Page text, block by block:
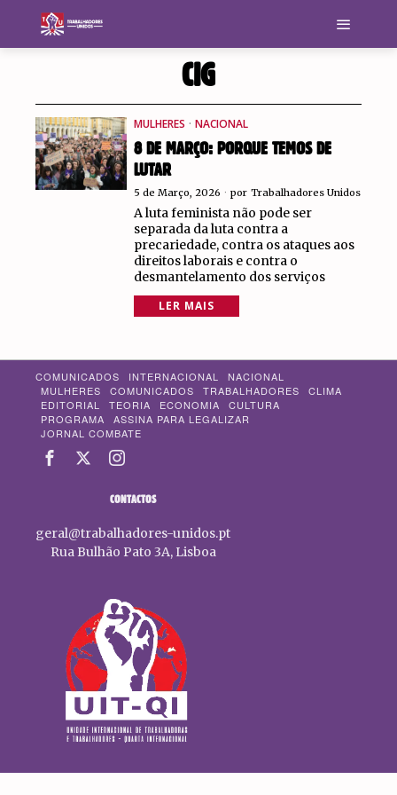
CIG
MULHERES · NACIONAL
8 DE MARÇO: PORQUE TEMOS DE
LUTAR
5 de Março, 2026 por Trabalhadores Unidos
A luta feminista não pode ser
separada da luta contra a
precariedade, contra os ataques aos
direitos laborais e contra o
desmantelamento dos serviços
LER MAIS
COMUNICADOS INTERNACIONAL
NACIONAL
MULHERES
COMUNICADOS TRABALHADORES
CLIMA
EDITORIAL
TEORIA ECONOMIA
CULTURA
PROGRAMA
ASSINA PARA LEGALIZAR
JORNAL COMBATE
CONTACTOS
geral@trabalhadores-unidos.pt
Rua Bulhão Pato 3A, Lisboa